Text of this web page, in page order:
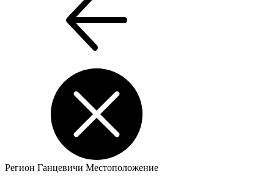
Регион Ганцевичи Местоположение